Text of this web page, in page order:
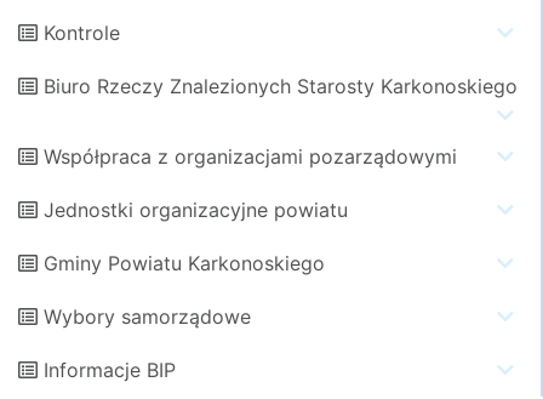
Kontrole
Biuro Rzeczy Znalezionych Starosty Karkonoskiego
Współpraca z organizacjami pozarządowymi
Jednostki organizacyjne powiatu
Gminy Powiatu Karkonoskiego
Wybory samorządowe
Informacje BIP